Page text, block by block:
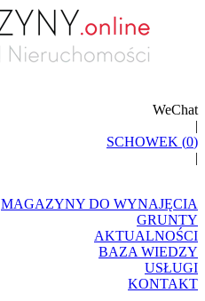
WeChat
|
SCHOWEK (0)
|
MAGAZYNY DO WYNAJĘCIA
GRUNTY
AKTUALNOŚCI
BAZA WIEDZY
USŁUGI
KONTAKT